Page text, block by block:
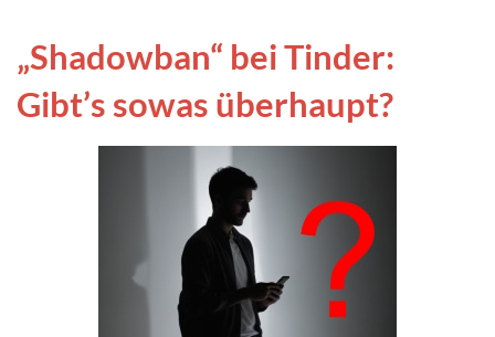
„Shadowban“ bei Tinder:
Gibt’s sowas überhaupt?